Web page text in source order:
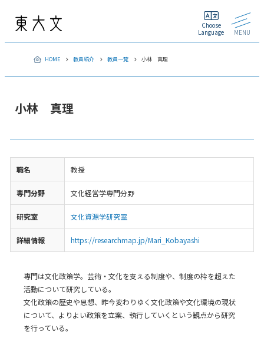
Choose
Language
MENU
HOME 教員紹介 教員一覧 小林 真理
小林 真理
職名 教授
専門分野 文化経営学専門分野
研究室 文化資源学研究室
詳細情報 https://researchmap.jp/Mari_Kobayashi
専門は文化政策学。芸術・文化を支える制度や、制度の枠を超えた
活動について研究している。
文化政策の歴史や思想、昨今変わりゆく文化政策や文化環境の現状
について、よりよい政策を立案、執行していくという観点から研究
を行っている。